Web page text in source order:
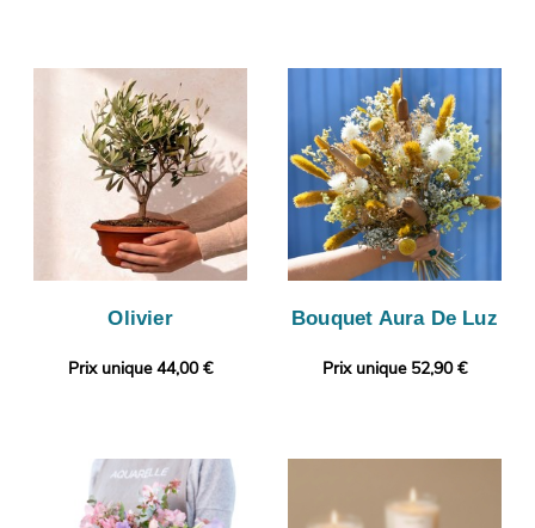
Olivier
Prix unique 44,00 €
Bouquet Aura De Luz
Prix unique 52,90 €